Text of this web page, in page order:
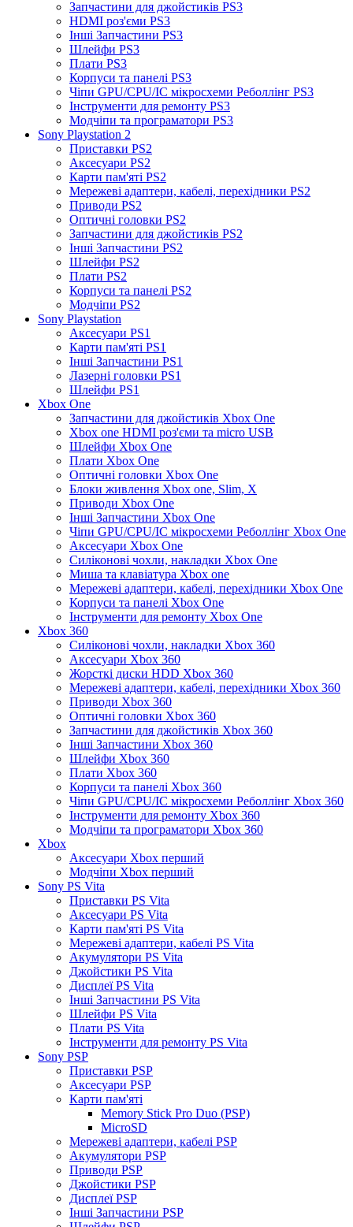
Запчастини для джойстиків PS3
HDMI роз'єми PS3
Інші Запчастини PS3
Шлейфи PS3
Плати PS3
Корпуси та панелі PS3
Чіпи GPU/CPU/IC мікросхеми Реболлінг PS3
Інструменти для ремонту PS3
Модчіпи та програматори PS3
Sony Playstation 2
Приставки PS2
Аксесуари PS2
Карти пам'яті PS2
Мережеві адаптери, кабелі, перехідники PS2
Приводи PS2
Оптичні головки PS2
Запчастини для джойстиків PS2
Інші Запчастини PS2
Шлейфи PS2
Плати PS2
Корпуси та панелі PS2
Модчіпи PS2
Sony Playstation
Аксесуари PS1
Карти пам'яті PS1
Інші Запчастини PS1
Лазерні головки PS1
Шлейфи PS1
Xbox One
Запчастини для джойстиків Xbox One
Xbox one HDMI роз'єми та micro USB
Шлейфи Xbox One
Плати Xbox One
Оптичні головки Xbox One
Блоки живлення Xbox one, Slim, X
Приводи Xbox One
Інші Запчастини Xbox One
Чіпи GPU/CPU/IC мікросхеми Реболлінг Xbox One
Аксесуари Xbox One
Силіконові чохли, накладки Xbox One
Миша та клавіатура Xbox one
Мережеві адаптери, кабелі, перехідники Xbox One
Корпуси та панелі Xbox One
Інструменти для ремонту Xbox One
Xbox 360
Силіконові чохли, накладки Xbox 360
Аксесуари Xbox 360
Жорсткі диски HDD Xbox 360
Мережеві адаптери, кабелі, перехідники Xbox 360
Приводи Xbox 360
Оптичні головки Xbox 360
Запчастини для джойстиків Xbox 360
Інші Запчастини Xbox 360
Шлейфи Xbox 360
Плати Xbox 360
Корпуси та панелі Xbox 360
Чіпи GPU/CPU/IC мікросхеми Реболлінг Xbox 360
Інструменти для ремонту Xbox 360
Модчіпи та програматори Xbox 360
Xbox
Аксесуари Xbox перший
Модчіпи Xbox перший
Sony PS Vita
Приставки PS Vita
Аксесуари PS Vita
Карти пам'яті PS Vita
Мережеві адаптери, кабелі PS Vita
Акумулятори PS Vita
Джойстики PS Vita
Дисплеї PS Vita
Інші Запчастини PS Vita
Шлейфи PS Vita
Плати PS Vita
Інструменти для ремонту PS Vita
Sony PSP
Приставки PSP
Аксесуари PSP
Карти пам'яті
Memory Stick Pro Duo (PSP)
MicroSD
Мережеві адаптери, кабелі PSP
Акумулятори PSP
Приводи PSP
Джойстики PSP
Дисплеї PSP
Інші Запчастини PSP